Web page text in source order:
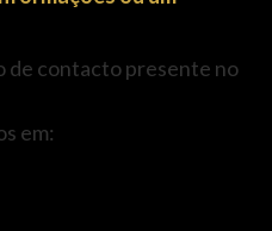
de contacto presente no
em: